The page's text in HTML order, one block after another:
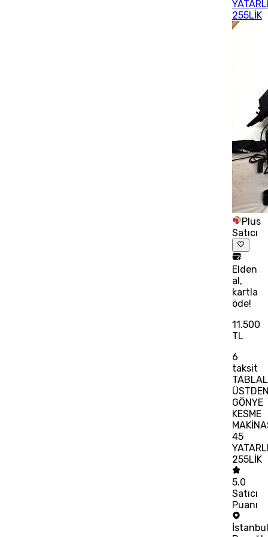
255LİK
Plus
Satıcı
Elden
al,
kartla
öde!
11.500
TL
6
taksit
GÖNYE
KESME
45
255LİK
5.0
Satıcı
Puanı
İstanbul